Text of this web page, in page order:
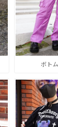
ボト